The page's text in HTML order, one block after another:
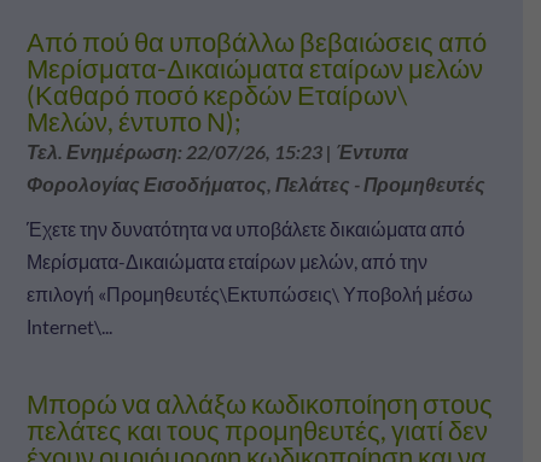
Από πού θα υποβάλλω βεβαιώσεις από
Μερίσματα-Δικαιώματα εταίρων μελών
(Καθαρό ποσό κερδών Εταίρων\
Μελών, έντυπο Ν);
Τελ. Ενημέρωση: 22/07/26, 15:23| Έντυπα
Φορολογίας Εισοδήματος Πελάτες - Προμηθευτές
Έχετε την δυνατότητα να υποβάλετε δικαιώματα από
Μερίσματα-Δικαιώματα εταίρων μελών, από την
επιλογή «Προμηθευτές\Εκτυπώσεις\ Υποβολή μέσω
Ιnternet\...
Μπορώ να αλλάξω κωδικοποίηση στους
πελάτες και τους προμηθευτές, γιατί δεν